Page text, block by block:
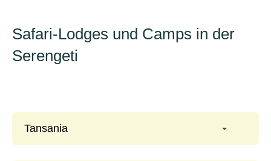
Safari-Lodges und Camps in der
Serengeti
Tansania